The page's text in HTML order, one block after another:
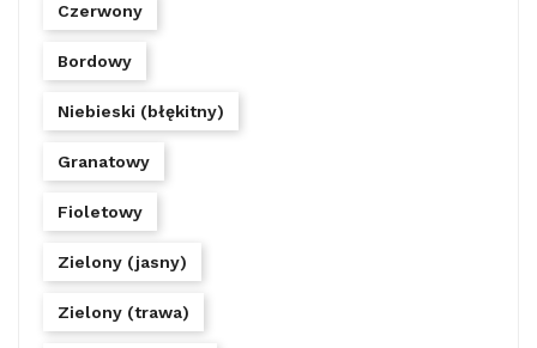
Czerwony
Bordowy
Niebieski (błękitny)
Granatowy
Fioletowy
Zielony (jasny)
Zielony (trawa)